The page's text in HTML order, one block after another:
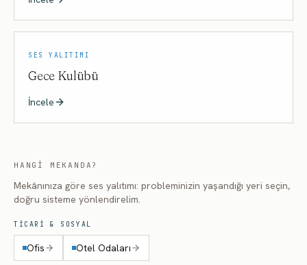
SES YALITIMI
Gece Kulübü
İncele
HANGI MEKANDA?
Mekânınıza göre ses yalıtımı: probleminizin yaşandığı yeri seçin,
doğru sisteme yönlendirelim.
TICARI & SOSYAL
Ofis Otel Odaları